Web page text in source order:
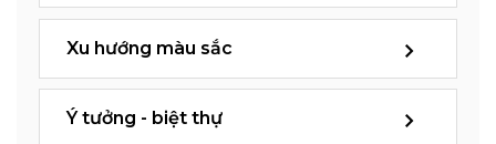
Xu hướng màu sắc
Ý tưởng - biệt thự